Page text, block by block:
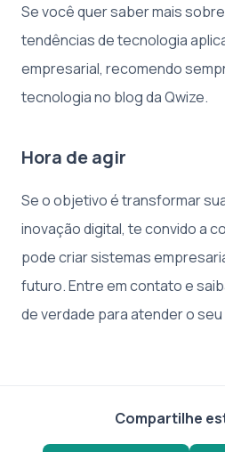
Se você quer saber mais
tendências de tecnologia
empresarial, recomendo
tecnologia no blog da Qwize.
Hora de agir
Se o objetivo é transformar
inovação digital, te convido a
pode criar sistemas
futuro. Entre em contato e
de verdade para atender o
Compartilhe